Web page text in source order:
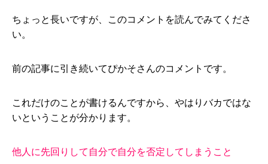
ちょっと長いですが、このコメントを読んでみてくださ
い。
前の記事に引き続いてぴかそさんのコメントです。
これだけのことが書けるんですから、やはりバカではな
いということが分かります。
他人に先回りして自分で自分を否定してしまうこと